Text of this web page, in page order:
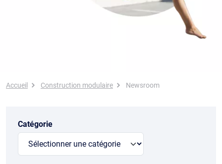
Fil d'Ariane
Accueil Construction modulaire Newsroom
Catégorie